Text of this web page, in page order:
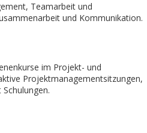
Teamarbeit und
und Kommunikation.
im Projekt- und
Projektmanagementsitzungen,